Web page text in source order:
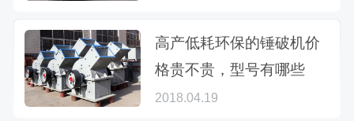
高产低耗环保的锤破机价
格贵不贵，型号有哪些
2018.04.19